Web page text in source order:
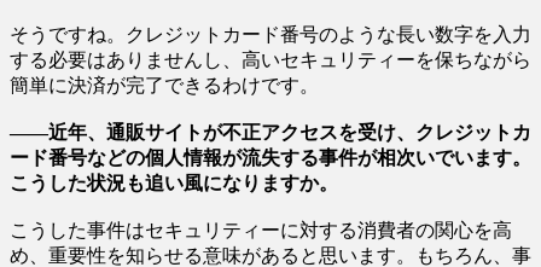
そうですね。クレジットカード番号のような長い数字を入力
する必要はありませんし、高いセキュリティーを保ちながら
簡単に決済が完了できるわけです。
――近年、通販サイトが不正アクセスを受け、クレジットカ
ード番号などの個人情報が流失する事件が相次いでいます。
こうした状況も追い風になりますか。
こうした事件はセキュリティーに対する消費者の関心を高
め、重要性を知らせる意味があると思います。もちろん、事